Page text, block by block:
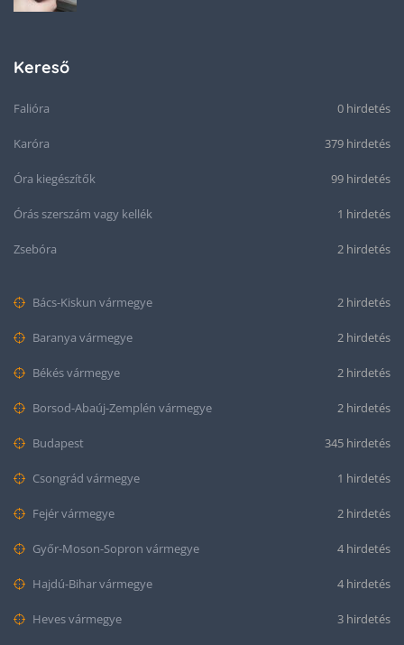
Kereső
Falióra 0 hirdetés
Karóra 379 hirdetés
Óra kiegészítők 99 hirdetés
Órás szerszám vagy kellék 1 hirdetés
Zsebóra 2 hirdetés
Bács-Kiskun vármegye 2 hirdetés
Baranya vármegye 2 hirdetés
Békés vármegye 2 hirdetés
Borsod-Abaúj-Zemplén vármegye 2 hirdetés
Budapest 345 hirdetés
Csongrád vármegye 1 hirdetés
Fejér vármegye 2 hirdetés
Győr-Moson-Sopron vármegye 4 hirdetés
Hajdú-Bihar vármegye 4 hirdetés
Heves vármegye 3 hirdetés